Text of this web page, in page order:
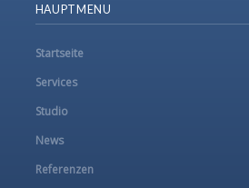
HAUPTMENU
Startseite
Services
Studio
News
Referenzen